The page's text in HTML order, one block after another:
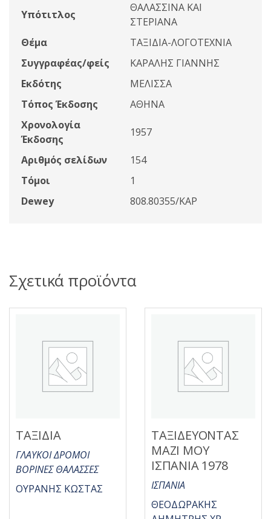
Υπότιτλος
ΘΑΛΑΣΣΙΝΑ ΚΑΙ
ΣΤΕΡΙΑΝΑ
Θέμα
ΤΑΞΙΔΙΑ-ΛΟΓΟΤΕΧΝΙΑ
Συγγραφέας/φείς
ΚΑΡΑΛΗΣ ΓΙΑΝΝΗΣ
Εκδότης
ΜΕΛΙΣΣΑ
Τόπος Έκδοσης
ΑΘΗΝΑ
Χρονολογία
Έκδοσης
1957
Αριθμός σελίδων
154
Τόμοι
1
Dewey
808.80355/ΚΑΡ
Σχετικά προϊόντα
ΤΑΞΙΔΙΑ
ΓΛΑΥΚΟΙ ΔΡΟΜΟΙ
ΒΟΡΙΝΕΣ ΘΑΛΑΣΣΕΣ
ΟΥΡΑΝΗΣ ΚΩΣΤΑΣ
ΤΑΞΙΔΕΥΟΝΤΑΣ
ΜΑΖΙ ΜΟΥ
ΙΣΠΑΝΙΑ 1978
ΙΣΠΑΝΙΑ
ΘΕΟΔΩΡΑΚΗΣ